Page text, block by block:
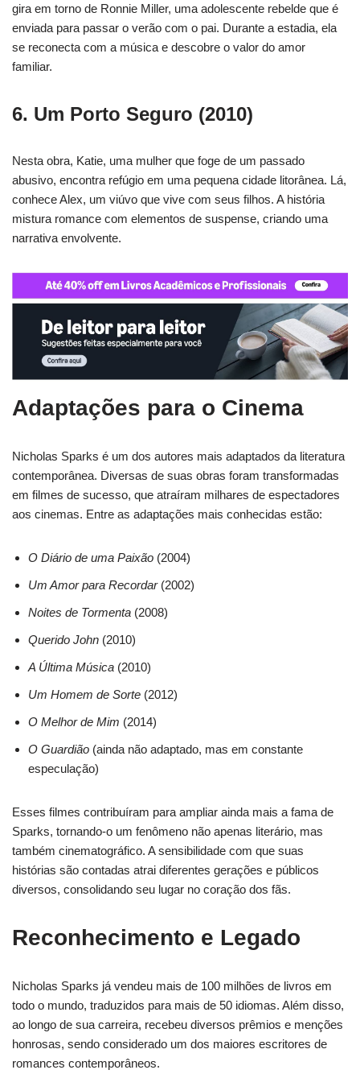
gira em torno de Ronnie Miller, uma adolescente rebelde que é
enviada para passar o verão com o pai. Durante a estadia, ela
se reconecta com a música e descobre o valor do amor
familiar.
6. Um Porto Seguro (2010)
Nesta obra, Katie, uma mulher que foge de um passado
abusivo, encontra refúgio em uma pequena cidade litorânea. Lá,
conhece Alex, um viúvo que vive com seus filhos. A história
mistura romance com elementos de suspense, criando uma
narrativa envolvente.
Adaptações para o Cinema
Nicholas Sparks é um dos autores mais adaptados da literatura
contemporânea. Diversas de suas obras foram transformadas
em filmes de sucesso, que atraíram milhares de espectadores
aos cinemas. Entre as adaptações mais conhecidas estão:
O Diário de uma Paixão (2004)
Um Amor para Recordar(2002)
Noites de Tormenta (2008)
Querido John (2010)
A Última Música (2010)
Um Homem de Sorte (2012)
O Melhor de Mim (2014)
O Guardião (ainda não adaptado, mas em constante
especulação)
Esses filmes contribuíram para ampliar ainda mais a fama de
Sparks, tornando-o um fenômeno não apenas literário, mas
também cinematográfico. A sensibilidade com que suas
histórias são contadas atrai diferentes gerações e públicos
diversos, consolidando seu lugar no coração dos fãs.
Reconhecimento e Legado
Nicholas Sparks já vendeu mais de 100 milhões de livros em
todo o mundo, traduzidos para mais de 50 idiomas. Além disso,
ao longo de sua carreira, recebeu diversos prêmios e menções
honrosas, sendo considerado um dos maiores escritores de
romances contemporâneos.